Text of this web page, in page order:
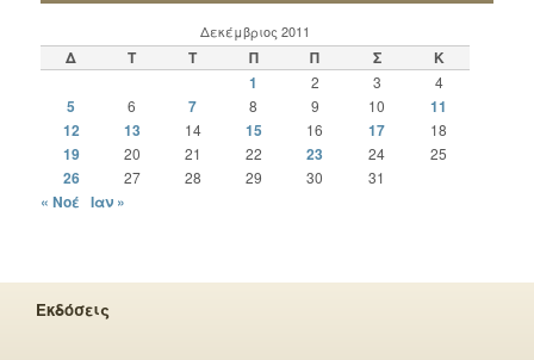
Δεκέμβριος 2011
Δ Τ Τ Π Π Σ
Κ
1
2 3 4
5 6 7 8 9 10
11
12
13 14 15 16 17 18
19 20 21 22 23 24 25
26 27 28 29 30 31
« Νοέ Ιαν »
Εκδόσεις